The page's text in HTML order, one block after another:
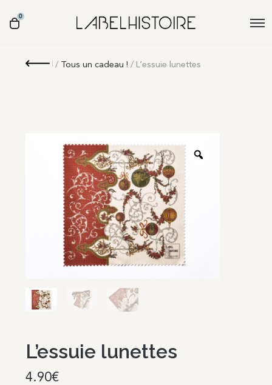
0
Retour
/ Tous un cadeau ! / L’essuie lunettes
L’essuie lunettes
4.90€